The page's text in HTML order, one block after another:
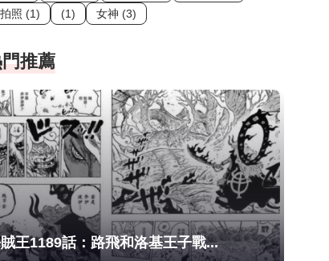
照 (1)
(1) 女神 (3)
推薦
王1189話：路飛和洛基王子戰...